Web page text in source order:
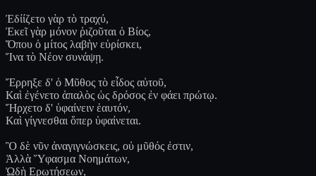
Ἐδίίζετο γὰρ τὸ τραχύ,
Ἐκεῖ γὰρ μόνον ῥιζοῦται ὁ Βίος,
Ὅπου ὁ μίτος λαβὴν εὑρίσκει,
Ἵνα τὸ Νέον συνάψῃ.
Ἔρρηξε δ' ὁ Μῦθος τὸ εἶδος αὐτοῦ,
Καὶ ἐγένετο ἁπαλὸς ὡς δρόσος ἐν φάει πρώτῳ.
Ἤρχετο δ' ὑφαίνειν ἑαυτόν,
Καὶ γίγνεσθαι ὅπερ ὑφαίνεται.
Ὃ δὲ νῦν ἀναγιγνώσκεις, οὐ μῦθός ἐστιν,
Ἀλλὰ Ὕφασμα Νοημάτων,
ᾨδὴ Ερωτήσεων,